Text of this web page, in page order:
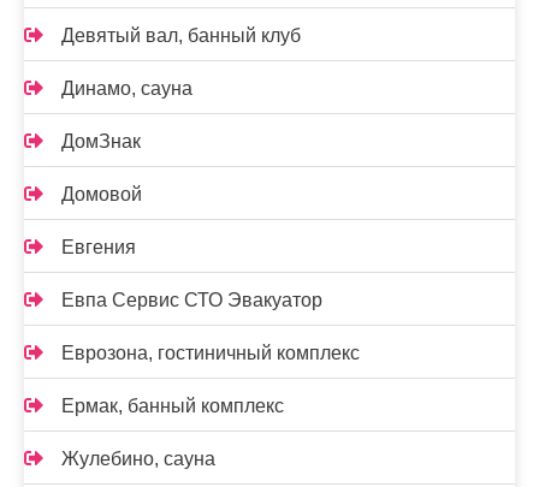
Девятый вал, банный клуб
Динамо, сауна
ДомЗнак
Домовой
Евгения
Евпа Сервис СТО Эвакуатор
Еврозона, гостиничный комплекс
Ермак, банный комплекс
Жулебино, сауна